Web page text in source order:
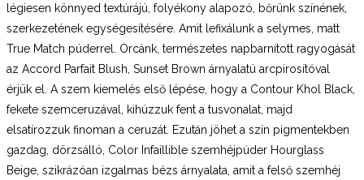
légiesen könnyed textúrájú, folyékony alapozó, bőrünk színének,
szerkezetének egységesítésére. Amit lefixálunk a selymes, matt
True Match púderrel. Orcánk, természetes napbarnított ragyogását
az Accord Parfait Blush, Sunset Brown árnyalatú arcpirosítóval
érjük el. A szem kiemelés első lépése, hogy a Contour Khol Black,
fekete szemceruzával, kihúzzuk fent a tusvonalat, majd
elsatírozzuk finoman a ceruzát. Ezután jöhet a szín pigmentekben
gazdag, dörzsálló, Color Infaillible szemhéjpúder Hourglass
Beige, szikrázóan izgalmas bézs árnyalata, amit a felső szemhéj